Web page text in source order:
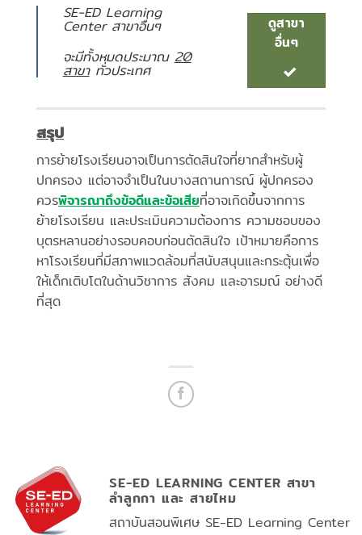
SE-ED Learning
Center สาขาอื่นๆ
จะมีทั้งหมดประมาณ 20
สาขาทั่วประเทศ
ดูสาขา
อื่นๆ
สรุป
การย้ายโรงเรียนอาจเป็นการตัดสินใจที่ยากสำหรับผู้
ปกครอง แต่อาจจำเป็นในบางสถานการณ์ ผู้ปกครอง
ควรพิจารณาถึงข้อดีและข้อเสียที่อาจเกิดขึ้นจากการ
ย้ายโรงเรียน และประเมินความต้องการ ความชอบของ
บุตรหลานอย่างรอบคอบก่อนตัดสินใจ เป้าหมายคือการ
หาโรงเรียนที่มีสภาพแวดล้อมที่สนับสนุนและกระตุ้นเพื่อ
ให้เด็กเติบโตในด้านวิชาการ สังคม และอารมณ์ อย่างดี
ที่สุด
SE-ED LEARNING CENTER สาขา
ลำลูกกา และ สายไหม
สถาบันสอนพิเศษ SE-ED Learning Center